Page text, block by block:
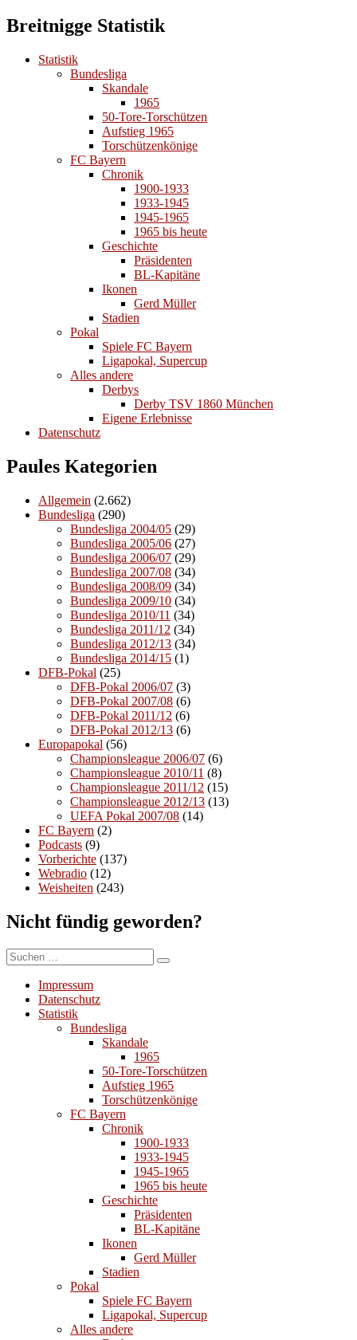
Breitnigge Statistik
Statistik
Bundesliga
Skandale
1965
50-Tore-Torschützen
Aufstieg 1965
Torschützenkönige
FC Bayern
Chronik
1900-1933
1933-1945
1945-1965
1965 bis heute
Geschichte
Präsidenten
BL-Kapitäne
Ikonen
Gerd Müller
Stadien
Pokal
Spiele FC Bayern
Ligapokal, Supercup
Alles andere
Derbys
Derby TSV 1860 München
Eigene Erlebnisse
Datenschutz
Paules Kategorien
Allgemein (2.662)
Bundesliga (290)
Bundesliga 2004/05 (29)
Bundesliga 2005/06 (27)
Bundesliga 2006/07 (29)
Bundesliga 2007/08 (34)
Bundesliga 2008/09 (34)
Bundesliga 2009/10 (34)
Bundesliga 2010/11 (34)
Bundesliga 2011/12 (34)
Bundesliga 2012/13 (34)
Bundesliga 2014/15 (1)
DFB-Pokal (25)
DFB-Pokal 2006/07 (3)
DFB-Pokal 2007/08 (6)
DFB-Pokal 2011/12 (6)
DFB-Pokal 2012/13 (6)
Europapokal (56)
Championsleague 2006/07 (6)
Championsleague 2010/11 (8)
Championsleague 2011/12 (15)
Championsleague 2012/13 (13)
UEFA Pokal 2007/08 (14)
FC Bayern (2)
Podcasts (9)
Vorberichte (137)
Webradio (12)
Weisheiten (243)
Nicht fündig geworden?
Suchen
nach:
Suchen
Impressum
Datenschutz
Statistik
Bundesliga
Skandale
1965
50-Tore-Torschützen
Aufstieg 1965
Torschützenkönige
FC Bayern
Chronik
1900-1933
1933-1945
1945-1965
1965 bis heute
Geschichte
Präsidenten
BL-Kapitäne
Ikonen
Gerd Müller
Stadien
Pokal
Spiele FC Bayern
Ligapokal, Supercup
Alles andere